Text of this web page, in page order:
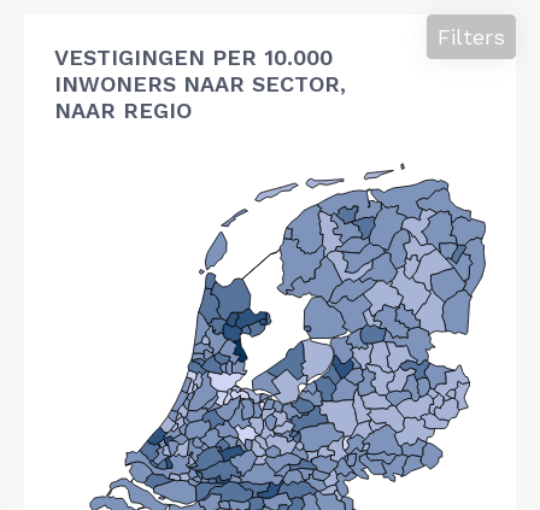
VESTIGINGEN PER 10.000
INWONERS NAAR SECTOR,
NAAR REGIO
Filters